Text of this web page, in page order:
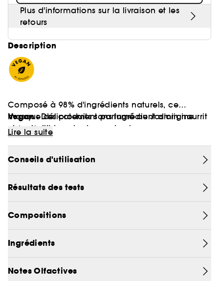
Plus d'informations sur la livraison et les
retours
Description
Composé à 98% d'ingrédients naturels, ce
masque délicatement parfumé au Jasmin nourrit
et embellit tous les types de cheveux,
propriétés réparatrices (Jojoba, Coco). Les
cheveux retrouvent brillance et douceur sans effet
alourdissant.
Vegan :Des produits sans ingrédient d’origine
animale.
Lire la suite
Conseils d'utilisation
Résultats des tests
Compositions
Ingrédients
Notes Olfactives